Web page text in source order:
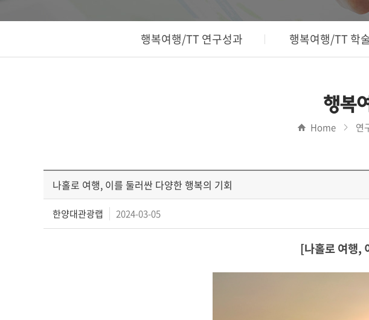
행복여행/TT 연구성과 행복여행/TT 학
행복
Home 연
나홀로 여행, 이를 둘러싼 다양한 행복의 기회
한양대관광랩 2024-03-05
[나홀로 여행,